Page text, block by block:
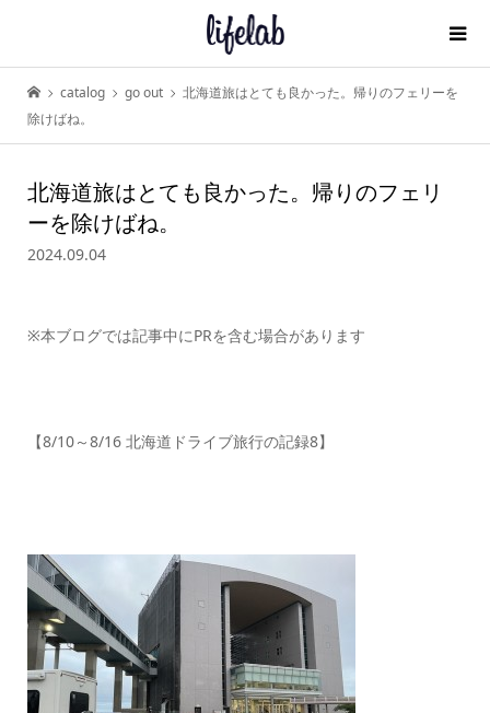
catalog go out
北海道旅はとても良かった。帰りのフェリーを
除けばね。
北海道旅はとても良かった。帰りのフェリ
ーを除けばね。
2024.09.04
※本ブログでは記事中にPRを含む場合があります
【8/10～8/16 北海道ドライブ旅行の記録8】